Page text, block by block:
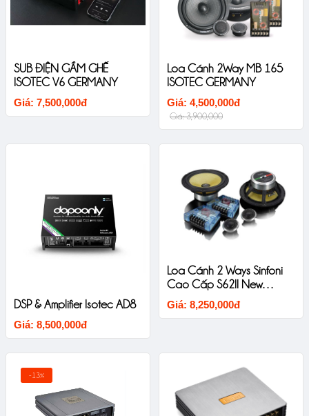
SUB ĐIỆN GẦM GHẾ
ISOTEC V6 GERMANY
Giá: 7,500,000đ
Loa Cánh 2Way MB 165
ISOTEC GERMANY
Giá: 4,500,000đ
Giá: 3,900,000
DSP & Amplifier Isotec AD8
Giá: 8,500,000đ
Loa Cánh 2 Ways Sinfoni
Cao Cấp S62II New
Version
Giá: 8,250,000đ
-13%